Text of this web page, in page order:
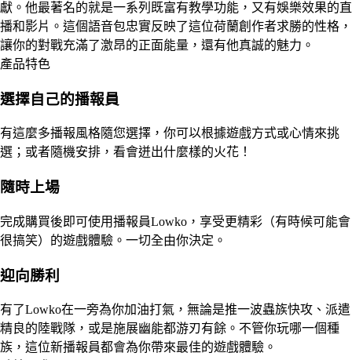
獻。他最著名的就是一系列既富有教學功能，又有娛樂效果的直
播和影片。這個語音包忠實反映了這位荷蘭創作者求勝的性格，
讓你的對戰充滿了激昂的正面能量，還有他真誠的魅力。
產品特色
選擇自己的播報員
有這麼多播報風格隨您選擇，你可以根據遊戲方式或心情來挑
選；或者隨機安排，看會迸出什麼樣的火花！
隨時上場
完成購買後即可使用播報員Lowko，享受更精彩（有時候可能會
很搞笑）的遊戲體驗。一切全由你決定。
迎向勝利
有了Lowko在一旁為你加油打氣，無論是推一波蟲族快攻、派遣
精良的陸戰隊，或是施展幽能都游刃有餘。不管你玩哪一個種
族，這位新播報員都會為你帶來最佳的遊戲體驗。